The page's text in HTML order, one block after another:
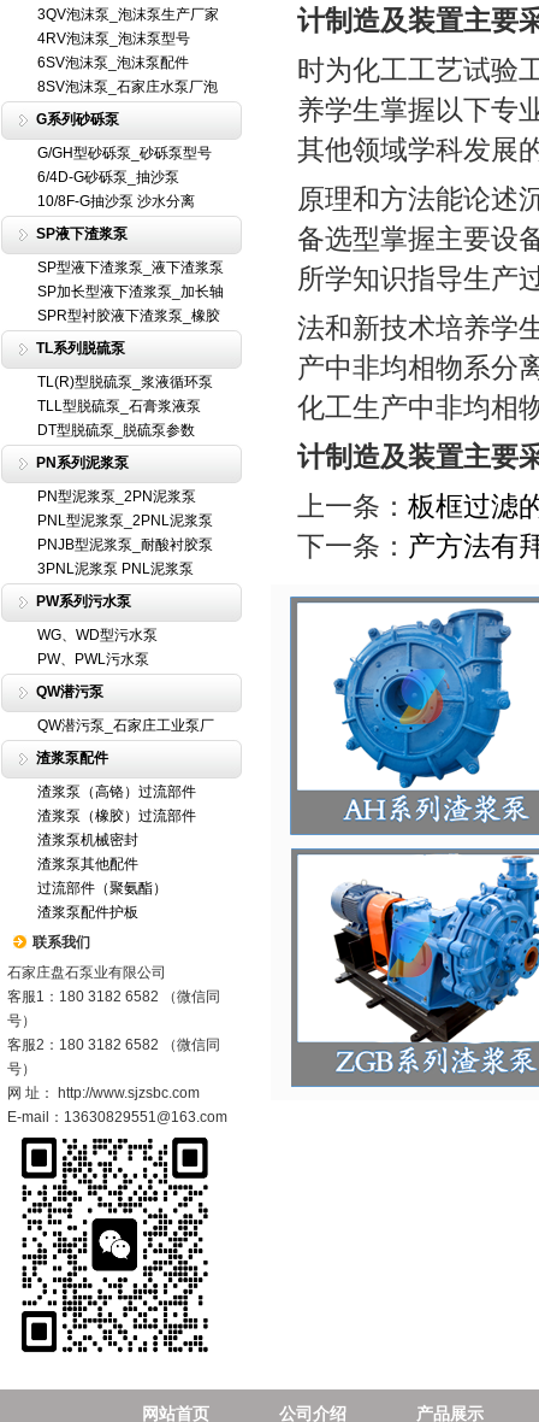
3QV泡沫泵_泡沫泵生产厂家
4RV泡沫泵_泡沫泵型号
6SV泡沫泵_泡沫泵配件
8SV泡沫泵_石家庄水泵厂泡
G系列砂砾泵
G/GH型砂砾泵_砂砾泵型号
6/4D-G砂砾泵_抽沙泵
10/8F-G抽沙泵 沙水分离
SP液下渣浆泵
SP型液下渣浆泵_液下渣浆泵
SP加长型液下渣浆泵_加长轴
SPR型衬胶液下渣浆泵_橡胶
TL系列脱硫泵
TL(R)型脱硫泵_浆液循环泵
TLL型脱硫泵_石膏浆液泵
DT型脱硫泵_脱硫泵参数
PN系列泥浆泵
PN型泥浆泵_2PN泥浆泵
PNL型泥浆泵_2PNL泥浆泵
PNJB型泥浆泵_耐酸衬胶泵
3PNL泥浆泵 PNL泥浆泵
PW系列污水泵
WG、WD型污水泵
PW、PWL污水泵
QW潜污泵
QW潜污泵_石家庄工业泵厂
渣浆泵配件
渣浆泵（高铬）过流部件
渣浆泵（橡胶）过流部件
渣浆泵机械密封
渣浆泵其他配件
过流部件（聚氨酯）
渣浆泵配件护板
联系我们
石家庄盘石泵业有限公司
客服1：180 3182 6582 （微信同
号）
客服2：180 3182 6582 （微信同
号）
网 址： http://www.sjzsbc.com
E-mail：13630829551@163.com
计制造及装置主要
时为化工工艺试验
养学生掌握以下专
其他领域学科发展
原理和方法能论述
备选型掌握主要设
所学知识指导生产
法和新技术培养学
产中非均相物系分
化工生产中非均相
计制造及装置主要
上一条： 板框过滤
下一条： 产方法有
网站首页 公司介绍 产品展示